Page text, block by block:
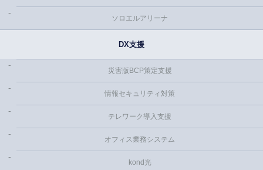
ソロエルアリーナ
DX支援
災害版BCP策定支援
情報セキュリティ対策
テレワーク導入支援
オフィス業務システム
kond光